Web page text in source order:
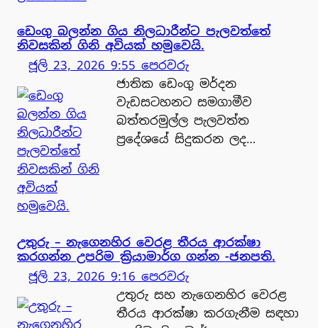
ඩෙංගු බලන්න ගිය නිලධාරීන්ට පැලවත්තේ
නිවසකින් ගිනි අවියක් හමුවෙයි.
ජූලි 23, 2026 9:55 පෙරවරු
ජාතික ඩෙංගු මර්දන
වැඩසටහනට සමගාමීව
බත්තරමුල්ල පැලවත්ත
ප්‍රදේශයේ සිදුකරන ලද…
උතුරු – නැගෙනහිර වෙරළ තීරය ආරක්ෂා
කරගන්න උපරිම ක්‍රියාමාර්ග ගන්න -ජනපති.
ජූලි 23, 2026 9:16 පෙරවරු
උතුරු සහ නැගෙනහිර වෙරළ
තීරය ආරක්ෂා කරගැනීම සඳහා